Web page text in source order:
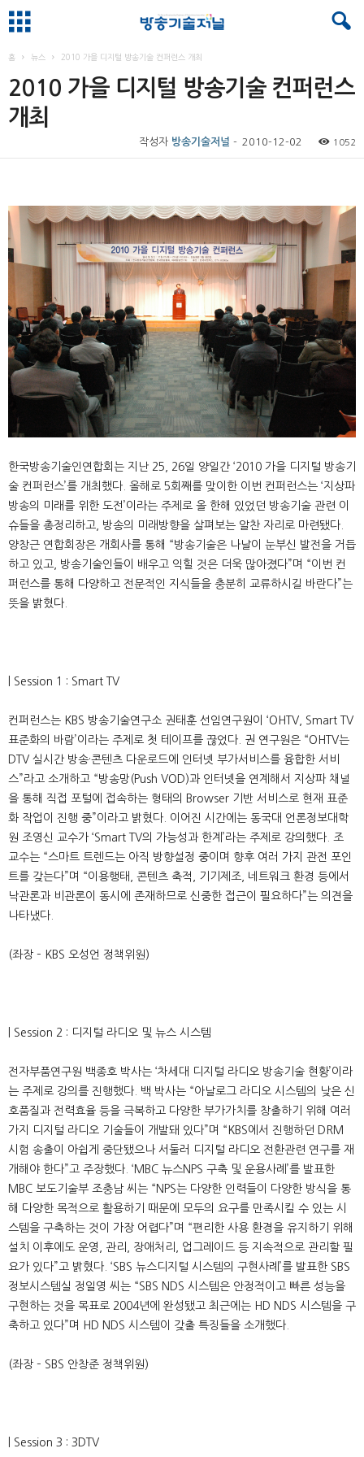
홈 뉴스 2010 가을 디지털 방송기술 컨퍼런스 개최
2010 가을 디지털 방송기술 컨퍼런스
개최
작성자 방송기술저널 - 2010-12-02 1052
한국방송기술인연합회는 지난 25, 26일 양일간 ‘2010 가을 디지털 방송기
술 컨퍼런스’를 개최했다. 올해로 5회째를 맞이한 이번 컨퍼런스는 ‘지상파
방송의 미래를 위한 도전’이라는 주제로 올 한해 있었던 방송기술 관련 이
슈들을 총정리하고, 방송의 미래방향을 살펴보는 알찬 자리로 마련됐다.
양창근 연합회장은 개회사를 통해 “방송기술은 나날이 눈부신 발전을 거듭
하고 있고, 방송기술인들이 배우고 익힐 것은 더욱 많아졌다”며 “이번 컨
퍼런스를 통해 다양하고 전문적인 지식들을 충분히 교류하시길 바란다”는
뜻을 밝혔다.
| Session 1 : Smart TV
컨퍼런스는 KBS 방송기술연구소 권태훈 선임연구원이 ‘OHTV, Smart TV
표준화의 바람’이라는 주제로 첫 테이프를 끊었다. 권 연구원은 “OHTV는
DTV 실시간 방송·콘텐츠 다운로드에 인터넷 부가서비스를 융합한 서비
스”라고 소개하고 “방송망(Push VOD)과 인터넷을 연계해서 지상파 채널
을 통해 직접 포털에 접속하는 형태의 Browser 기반 서비스로 현재 표준
화 작업이 진행 중”이라고 밝혔다. 이어진 시간에는 동국대 언론정보대학
원 조영신 교수가 ‘Smart TV의 가능성과 한계’라는 주제로 강의했다. 조
교수는 “스마트 트렌드는 아직 방향설정 중이며 향후 여러 가지 관전 포인
트를 갖는다”며 “이용행태, 콘텐츠 축적, 기기제조, 네트워크 환경 등에서
낙관론과 비관론이 동시에 존재하므로 신중한 접근이 필요하다”는 의견을
나타냈다.
(좌장 – KBS 오성언 정책위원)
| Session 2 : 디지털 라디오 및 뉴스 시스템
전자부품연구원 백종호 박사는 ‘차세대 디지털 라디오 방송기술 현황’이라
는 주제로 강의를 진행했다. 백 박사는 “아날로그 라디오 시스템의 낮은 신
호품질과 전력효율 등을 극복하고 다양한 부가가치를 창출하기 위해 여러
가지 디지털 라디오 기술들이 개발돼 있다”며 “KBS에서 진행하던 DRM
시험 송출이 아쉽게 중단됐으나 서둘러 디지털 라디오 전환관련 연구를 재
개해야 한다”고 주장했다. ‘MBC 뉴스NPS 구축 및 운용사례’를 발표한
MBC 보도기술부 조충남 씨는 “NPS는 다양한 인력들이 다양한 방식을 통
해 다양한 목적으로 활용하기 때문에 모두의 요구를 만족시킬 수 있는 시
스템을 구축하는 것이 가장 어렵다”며 “편리한 사용 환경을 유지하기 위해
설치 이후에도 운영, 관리, 장애처리, 업그레이드 등 지속적으로 관리할 필
요가 있다”고 밝혔다. ‘SBS 뉴스디지털 시스템의 구현사례’를 발표한 SBS
정보시스템실 정일영 씨는 “SBS NDS 시스템은 안정적이고 빠른 성능을
구현하는 것을 목표로 2004년에 완성됐고 최근에는 HD NDS 시스템을 구
축하고 있다”며 HD NDS 시스템이 갖출 특징들을 소개했다.
(좌장 – SBS 안창준 정책위원)
| Session 3 : 3DTV